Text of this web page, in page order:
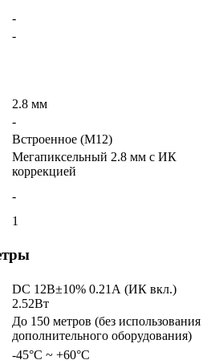
-
-
2.8 мм
-
Встроенное (М12)
Мегапиксельный 2.8 мм c ИК
коррекцией
-
1
DC 12В±10% 0.21А (ИК вкл.)
2.52Вт
До 150 метров (без использования
дополнительного оборудования)
-45°С ~ +60°С